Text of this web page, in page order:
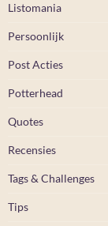
Listomania
Persoonlijk
Post Acties
Potterhead
Quotes
Recensies
Tags & Challenges
Tips